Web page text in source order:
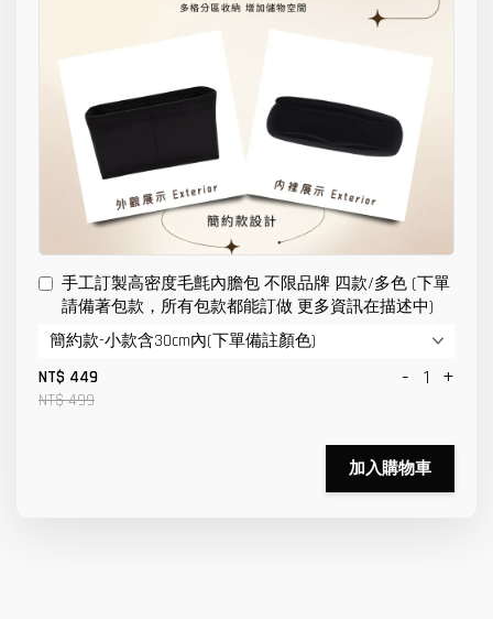
手工訂製高密度毛氈內膽包 不限品牌 四款/多色 (下單
請備著包款，所有包款都能訂做 更多資訊在描述中)
NT$ 449
NT$ 499
- +
加入購物車